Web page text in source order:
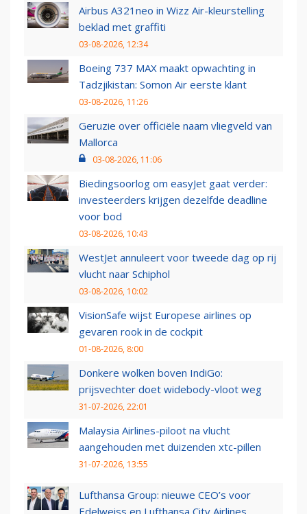
Airbus A321neo in Wizz Air-kleurstelling
beklad met graffiti
03-08-2026, 12:34
Boeing 737 MAX maakt opwachting in
Tadzjikistan: Somon Air eerste klant
03-08-2026, 11:26
Geruzie over officiële naam vliegveld van
Mallorca
03-08-2026, 11:06
Biedingsoorlog om easyJet gaat verder:
investeerders krijgen dezelfde deadline
voor bod
03-08-2026, 10:43
WestJet annuleert voor tweede dag op rij
vlucht naar Schiphol
03-08-2026, 10:02
VisionSafe wijst Europese airlines op
gevaren rook in de cockpit
01-08-2026, 8:00
Donkere wolken boven IndiGo:
prijsvechter doet widebody-vloot weg
31-07-2026, 22:01
Malaysia Airlines-piloot na vlucht
aangehouden met duizenden xtc-pillen
31-07-2026, 13:55
Lufthansa Group: nieuwe CEO’s voor